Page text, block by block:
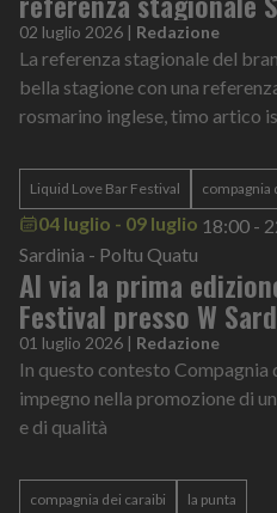
02 luglio 2026 | Redazione
La referenza stagionale del
bella stagione con una
rosmarino inglese, timo artico
Liquid Love Bar Festival compagnia
04 luglio - 09 luglio 18:00 -
Sardinia - Poltu Quatu
Al via la prima
Festival presso W
01 luglio 2026 | Redazione
In questo contesto
impegno nella promozione di
e di qualità
compagnia dei caraibi la punta